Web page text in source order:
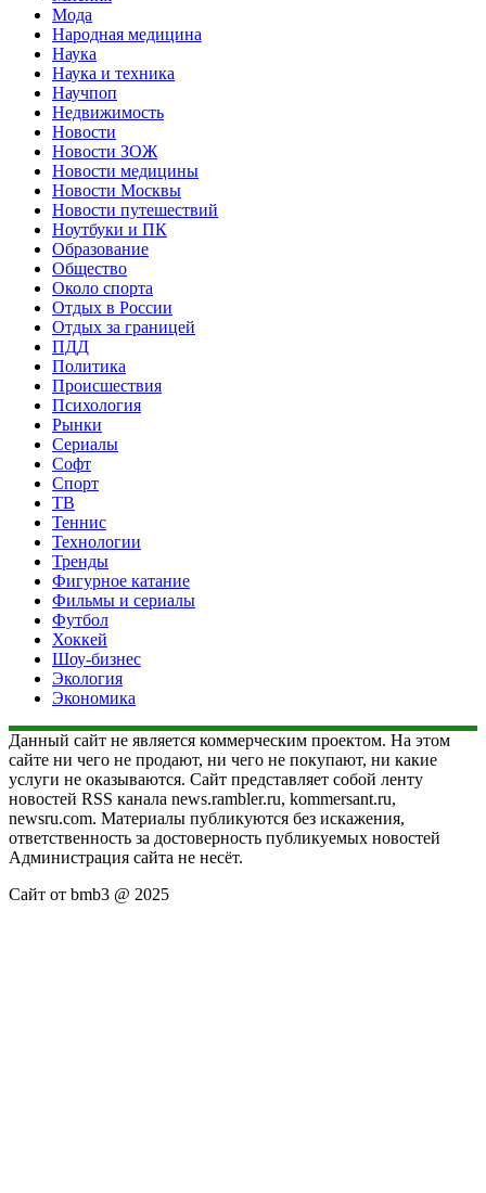
Мода
Народная медицина
Наука
Наука и техника
Научпоп
Недвижимость
Новости
Новости ЗОЖ
Новости медицины
Новости Москвы
Новости путешествий
Ноутбуки и ПК
Образование
Общество
Около спорта
Отдых в России
Отдых за границей
ПДД
Политика
Происшествия
Психология
Рынки
Сериалы
Софт
Спорт
ТВ
Теннис
Технологии
Тренды
Фигурное катание
Фильмы и сериалы
Футбол
Хоккей
Шоу-бизнес
Экология
Экономика
Данный сайт не является коммерческим проектом. На этом
сайте ни чего не продают, ни чего не покупают, ни какие
услуги не оказываются. Сайт представляет собой ленту
новостей RSS канала news.rambler.ru, kommersant.ru,
newsru.com. Материалы публикуются без искажения,
ответственность за достоверность публикуемых новостей
Администрация сайта не несёт.
Сайт от bmb3 @ 2025